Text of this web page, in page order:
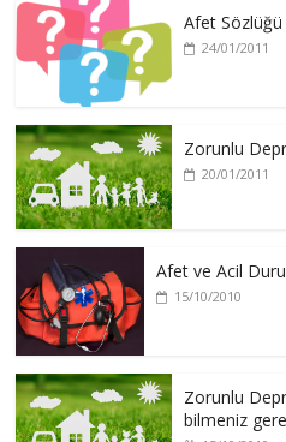
Afet Sözlüğü
24/01/2011
Zorunlu
20/01/2011
Afet ve Acil
15/10/2010
Zorunlu
bilmeniz